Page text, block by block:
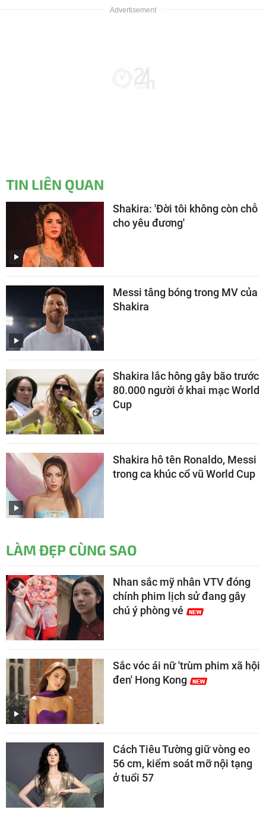
TIN LIÊN QUAN
Shakira: 'Đời tôi không còn chỗ
cho yêu đương'
Messi tâng bóng trong MV của
Shakira
Shakira lắc hông gây bão trước
80.000 người ở khai mạc World
Cup
Shakira hô tên Ronaldo, Messi
trong ca khúc cổ vũ World Cup
LÀM ĐẸP CÙNG SAO
Nhan sắc mỹ nhân VTV đóng
chính phim lịch sử đang gây
chú ý phòng vé
Sắc vóc ái nữ 'trùm phim xã hội
đen' Hong Kong
Cách Tiêu Tường giữ vòng eo
56 cm, kiểm soát mỡ nội tạng
ở tuổi 57